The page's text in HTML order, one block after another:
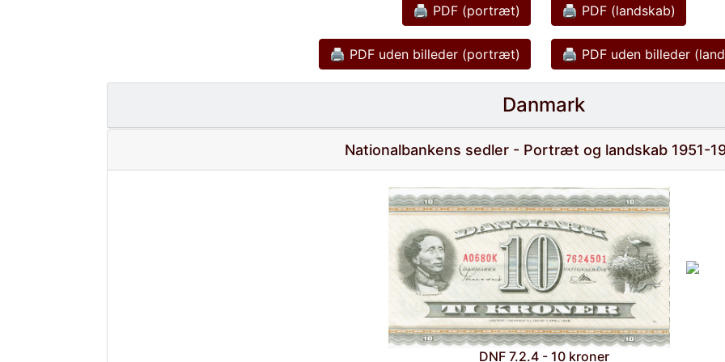
🖨 PDF (portræt) 🖨 PDF (landskab)
🖨 PDF uden billeder (portræt) 🖨 PDF uden billeder
Danmark
Nationalbankens sedler - Portræt og landskab 1951-
DNF 7.2.4 - 10 kroner